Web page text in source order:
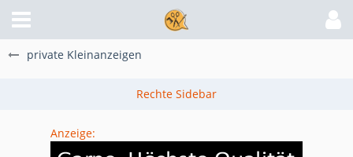
private Kleinanzeigen
Anzeige: